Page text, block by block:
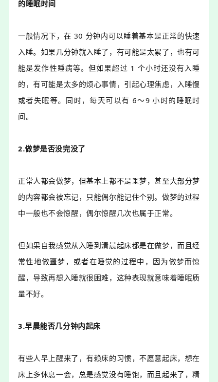
的睡眠时间
一般情况下，在 30 分钟内可以睡着基本是正常的快速
入睡。如果几分钟就入睡了，有可能是太累了，也有可
能是发作性睡病等。但如果超过 1 个小时还没有入睡
的，有可能是太多的烦心事情，引起心理焦虑，入睡慢
或者失眠等。同时，每天可以有 6～9 小时的睡眠时
间。
2.做梦是否没完没了
正常人都会做梦，但基本上都不是噩梦，甚至大部分梦
的内容都会被忘记，只能偶尔能记住个别。做梦的过程
中一般也不会惊醒，偶尔惊醒几次也属于正常。
但如果自我感觉从入睡到清晨起床都是在做梦，而且经
常性地做噩梦，或者在睡觉的过程中，因为做梦而惊
醒，导致再想入睡就很困难，这种表现就意味着睡眠质
量不好。
3.早晨能否几分钟内起床
有些人早上醒来了，有赖床的习惯，不愿意起床，想在
床上多休息一会，总是感觉没有睡饱，而且起来了，精